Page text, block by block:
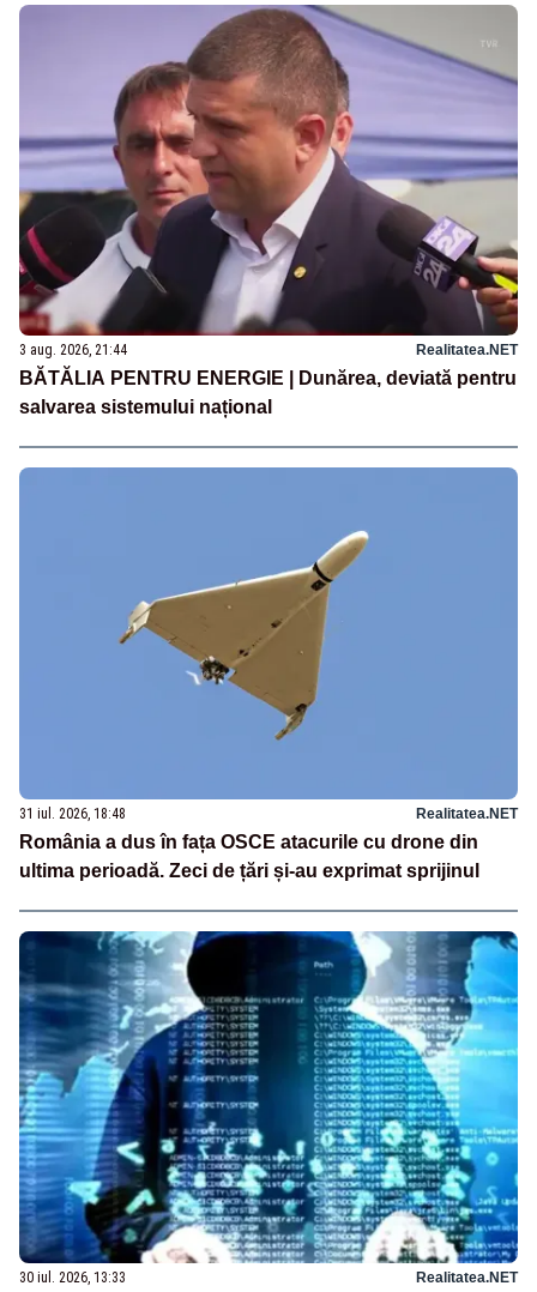
3 aug. 2026, 21:44 Realitatea.NET
BĂTĂLIA PENTRU ENERGIE | Dunărea, deviată pentru
salvarea sistemului național
31 iul. 2026, 18:48 Realitatea.NET
România a dus în fața OSCE atacurile cu drone din
ultima perioadă. Zeci de țări și-au exprimat sprijinul
30 iul. 2026, 13:33 Realitatea.NET